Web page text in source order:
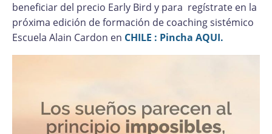
beneficiar del precio Early Bird y para regístrate en la
próxima edición de formación de coaching sistémico
Escuela Alain Cardon en CHILE : Pincha AQUI.